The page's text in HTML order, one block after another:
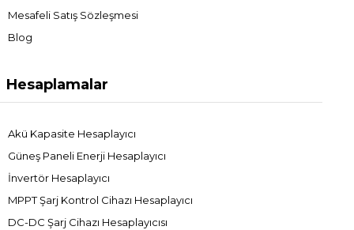
Mesafeli Satış Sözleşmesi
Blog
Hesaplamalar
Akü Kapasite Hesaplayıcı
Güneş Paneli Enerji Hesaplayıcı
İnvertör Hesaplayıcı
MPPT Şarj Kontrol Cihazı Hesaplayıcı
DC-DC Şarj Cihazı Hesaplayıcısı